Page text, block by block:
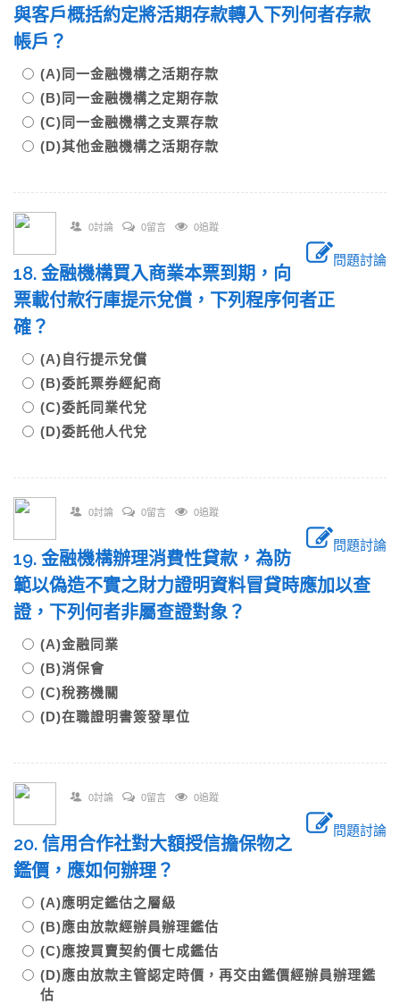
與客戶概括約定將活期存款轉入下列何者存款
帳戶？
(A)同一金融機構之活期存款
(B)同一金融機構之定期存款
(C)同一金融機構之支票存款
(D)其他金融機構之活期存款
0討論 0留言 0追蹤
問題討論
18. 金融機構買入商業本票到期，向
票載付款行庫提示兌償，下列程序何者正
確？
(A)自行提示兌償
(B)委託票券經紀商
(C)委託同業代兌
(D)委託他人代兌
0討論 0留言 0追蹤
問題討論
19. 金融機構辦理消費性貸款，為防
範以偽造不實之財力證明資料冒貸時應加以查
證，下列何者非屬查證對象？
(A)金融同業
(B)消保會
(C)稅務機關
(D)在職證明書簽發單位
0討論 0留言 0追蹤
問題討論
20. 信用合作社對大額授信擔保物之
鑑價，應如何辦理？
(A)應明定鑑估之層級
(B)應由放款經辦員辦理鑑估
(C)應按買賣契約價七成鑑估
(D)應由放款主管認定時價，再交由鑑價經辦員辦理鑑
估